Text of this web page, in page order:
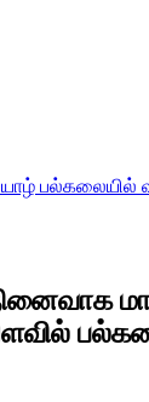
பல்கலையில்